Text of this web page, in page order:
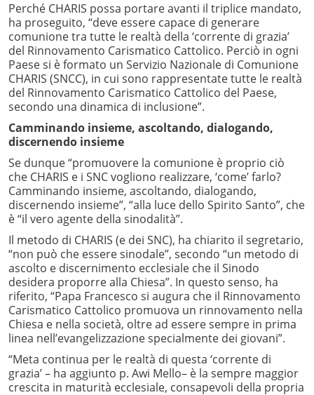
Perché CHARIS possa portare avanti il triplice mandato,
ha proseguito, “deve essere capace di generare
comunione tra tutte le realtà della ‘corrente di grazia’
del Rinnovamento Carismatico Cattolico. Perciò in ogni
Paese si è formato un Servizio Nazionale di Comunione
CHARIS (SNCC), in cui sono rappresentate tutte le realtà
del Rinnovamento Carismatico Cattolico del Paese,
secondo una dinamica di inclusione”.
Camminando insieme, ascoltando, dialogando,
discernendo insieme
Se dunque “promuovere la comunione è proprio ciò
che CHARIS e i SNC vogliono realizzare, ‘come’ farlo?
Camminando insieme, ascoltando, dialogando,
discernendo insieme”, “alla luce dello Spirito Santo”, che
è “il vero agente della sinodalità”.
Il metodo di CHARIS (e dei SNC), ha chiarito il segretario,
“non può che essere sinodale”, secondo “un metodo di
ascolto e discernimento ecclesiale che il Sinodo
desidera proporre alla Chiesa”. In questo senso, ha
riferito, “Papa Francesco si augura che il Rinnovamento
Carismatico Cattolico promuova un rinnovamento nella
Chiesa e nella società, oltre ad essere sempre in prima
linea nell’evangelizzazione specialmente dei giovani”.
“Meta continua per le realtà di questa ‘corrente di
grazia’ – ha aggiunto p. Awi Mello– è la sempre maggior
crescita in maturità ecclesiale, consapevoli della propria